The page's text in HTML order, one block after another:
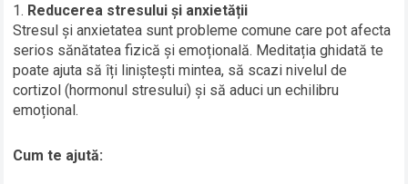
Reducerea stresului și anxietății
Stresul și anxietatea sunt probleme comune care pot afecta
serios sănătatea fizică și emoțională. Meditația ghidată te
poate ajuta să îți liniștești mintea, să scazi nivelul de
cortizol (hormonul stresului) și să aduci un echilibru
emoțional.
Cum te ajută: